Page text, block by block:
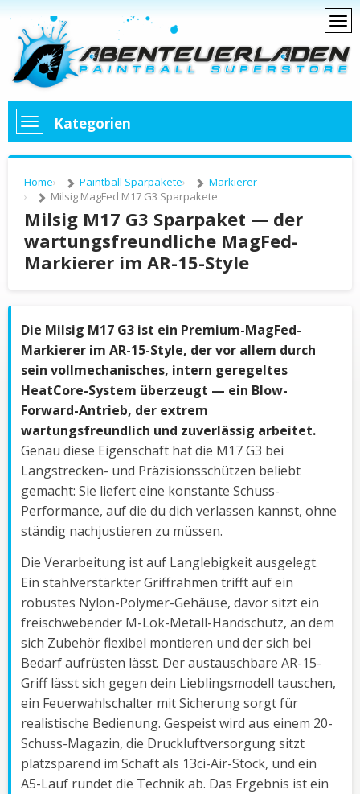
Kategorien
Home Paintball Sparpakete
Markierer
Milsig MagFed M17 G3 Sparpakete
Milsig M17 G3 Sparpaket — der
wartungsfreundliche MagFed-
Markierer im AR-15-Style
Die Milsig M17 G3 ist ein Premium-MagFed-
Markierer im AR-15-Style, der vor allem durch
sein vollmechanisches, intern geregeltes
HeatCore-System überzeugt — ein Blow-
Forward-Antrieb, der extrem
wartungsfreundlich und zuverlässig arbeitet.
Genau diese Eigenschaft hat die M17 G3 bei
Langstrecken- und Präzisionsschützen beliebt
gemacht: Sie liefert eine konstante Schuss-
Performance, auf die du dich verlassen kannst, ohne
ständig nachjustieren zu müssen.
Die Verarbeitung ist auf Langlebigkeit ausgelegt.
Ein stahlverstärkter Griffrahmen trifft auf ein
robustes Nylon-Polymer-Gehäuse, davor sitzt ein
freischwebender M-Lok-Metall-Handschutz, an dem
sich Zubehör flexibel montieren und der sich bei
Bedarf aufrüsten lässt. Der austauschbare AR-15-
Griff lässt sich gegen dein Lieblingsmodell tauschen,
ein Feuerwahlschalter mit Sicherung sorgt für
realistische Bedienung. Gespeist wird aus einem 20-
Schuss-Magazin, die Druckluftversorgung sitzt
platzsparend im Schaft als 13ci-Air-Stock, und ein
A5-Lauf rundet die Technik ab. Das Ergebnis ist ein